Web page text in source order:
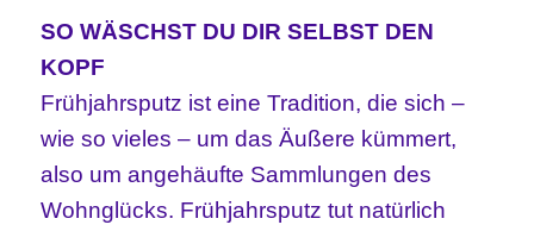
SO WÄSCHST DU DIR SELBST DEN
KOPF
Frühjahrsputz ist eine Tradition, die sich –
wie so vieles – um das Äußere kümmert,
also um angehäufte Sammlungen des
Wohnglücks. Frühjahrsputz tut natürlich